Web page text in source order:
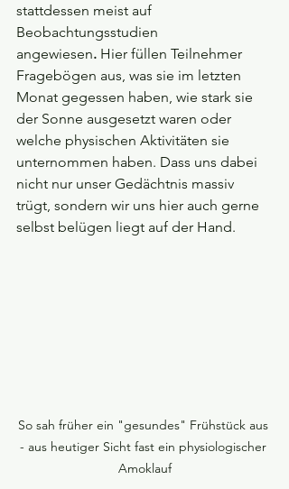
stattdessen meist auf
Beobachtungsstudien
angewiesen. Hier füllen Teilnehmer
Fragebögen aus, was sie im letzten
Monat gegessen haben, wie stark sie
der Sonne ausgesetzt waren oder
welche physischen Aktivitäten sie
unternommen haben. Dass uns dabei
nicht nur unser Gedächtnis massiv
trügt, sondern wir uns hier auch gerne
selbst belügen liegt auf der Hand.
So sah früher ein "gesundes" Frühstück aus
- aus heutiger Sicht fast ein physiologischer
Amoklauf